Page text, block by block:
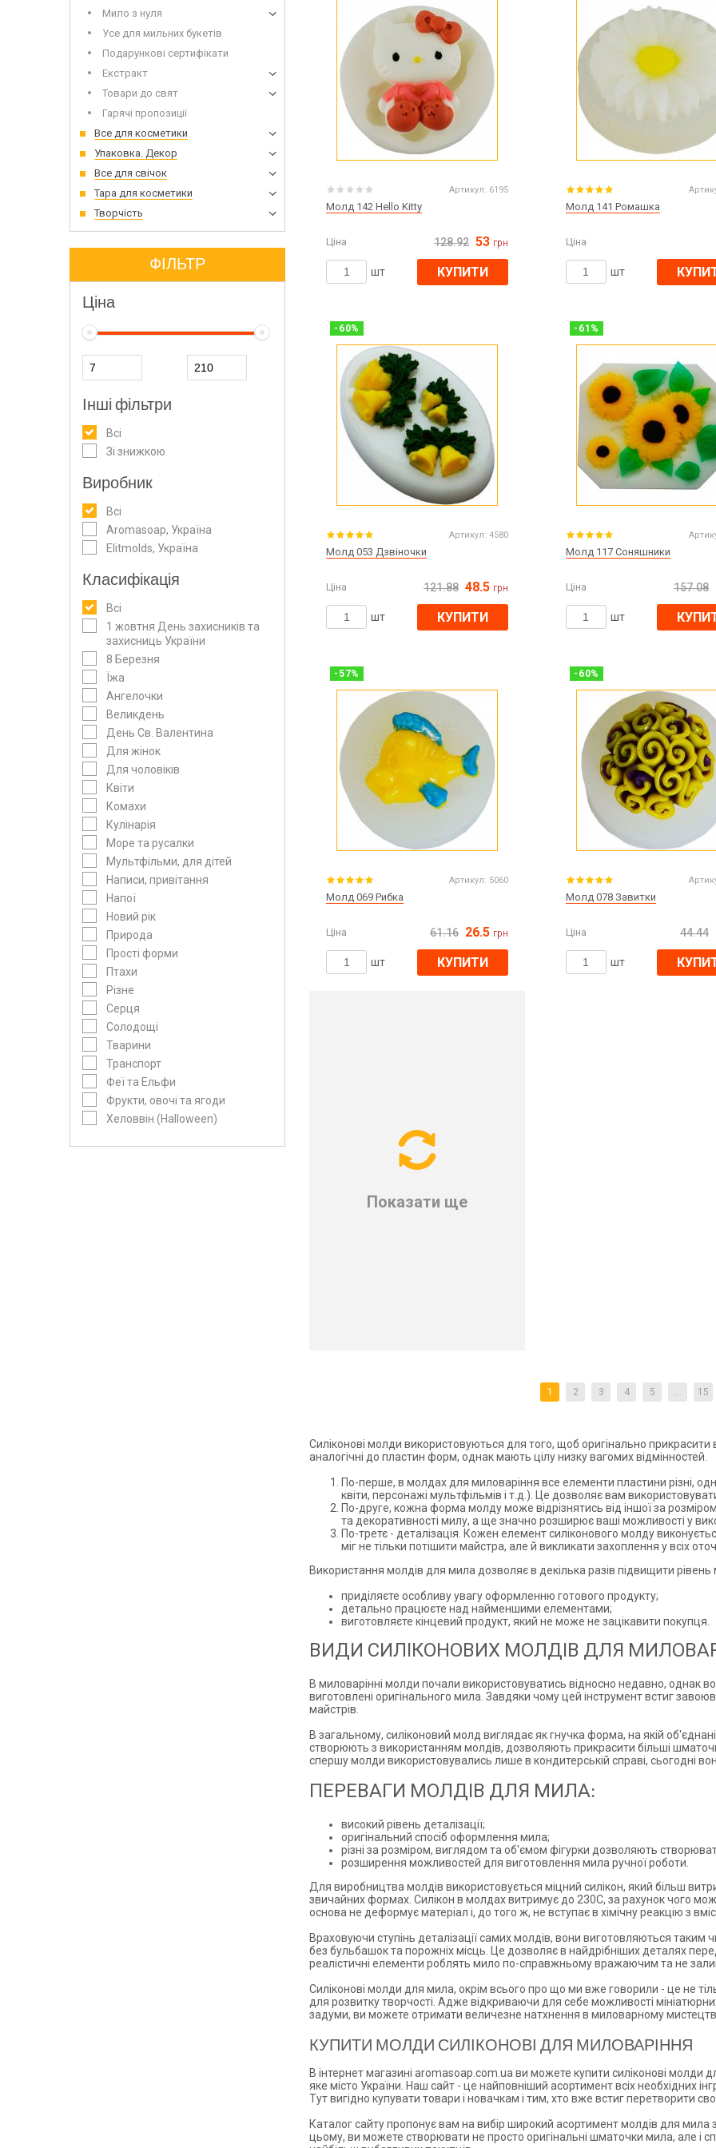
Мило з нуля
Усе для мильних букетів
Подарункові сертифікати
Екстракт
Товари до свят
Гарячі пропозиції
Все для косметики
Упаковка. Декор
Все для свічок
Тара для косметики
Творчість
ФІЛЬТР
Ціна
Інші фільтри
Всі
Зі знижкою
Виробник
Всі
Aromasoap, Україна
Elitmolds, Україна
Класифікація
Всі
1 жовтня День захисників та
захисниць України
8 Березня
Їжа
Ангелочки
Великдень
День Св. Валентина
Для жінок
Для чоловіків
Квіти
Комахи
Кулінарія
Море та русалки
Мультфільми, для дітей
Написи, привітання
Напої
Новий рік
Природа
Прості форми
Птахи
Різне
Серця
Солодощі
Тварини
Транспорт
Феї та Ельфи
Фрукти, овочі та ягоди
Хеловвін (Halloween)
Артикул: 6195
Молд 142 Hello Kitty
Ціна 128.92 53 грн
шт КУПИТИ
Молд 141 Ромашка
Ціна
шт
- 60%
Артикул: 4580
Молд 053 Дзвіночки
Ціна 121.88 48.5 грн
шт КУПИТИ
- 61 %
Молд 117 Соняшники
Ціна 157.08
шт
- 57%
Артикул: 5060
Молд 069 Рибка
Ціна 61.16 26.5 грн
шт КУПИТИ
- 60%
Молд 078 Завитки
Ціна 44.44
шт
Показати ще
1 2 3 4 5 ... 15
Силіконові молди використовуються для того, щоб оригінально
аналогічні до пластин форм, однак мають цілу низку вагомих відмінностей.
По-перше, в молдах для миловаріння все елементи пластини різні,
квіти, персонажі мультфільмів і т.д.). Це дозволяє вам
По-друге, кожна форма молду може відрізнятись від іншої за
та декоративності милу, а ще значно розширює ваші можливості у
По-третє - деталізація. Кожен елемент силіконового молду
міг не тільки потішити майстра, але й викликати захоплення у всіх
Використання молдів для мила дозволяє в декілька разів підвищити рівень
приділяєте особливу увагу оформленню готового продукту;
детально працюєте над найменшими елементами;
виготовляєте кінцевий продукт, який не може не зацікавити покупця.
ВИДИ СИЛІКОНОВИХ МОЛДІВ ДЛЯ
В миловарінні молди почали використовуватись відносно недавно, однак
виготовлені оригінального мила. Завдяки чому цей інструмент встиг
майстрів.
В загальному, силіконовий молд виглядає як гнучка форма, на якій
створюють з використанням молдів, дозволяють прикрасити більші
спершу молди використовувались лише в кондитерській справі, сьогодні
ПЕРЕВАГИ МОЛДІВ ДЛЯ МИЛА:
високий рівень деталізації;
оригінальний спосіб оформлення мила;
різні за розміром, виглядом та об'ємом фігурки дозволяють
розширення можливостей для виготовлення мила ручної роботи.
Для виробництва молдів використовується міцний силікон, який більш
звичайних формах. Силікон в молдах витримує до 230С, за рахунок чого
основа не деформує матеріал і, до того ж, не вступає в хімічну реакцію з
Враховуючи ступінь деталізації самих молдів, вони виготовляються
без бульбашок та порожніх місць. Це дозволяє в найдрібніших деталях
реалістичні елементи роблять мило по-справжньому вражаючим та не
Силіконові молди для мила, окрім всього про що ми вже говорили - це не
для розвитку творчості. Адже відкриваючи для себе можливості
задуми, ви можете отримати величезне натхнення в миловарному
КУПИТИ МОЛДИ СИЛІКОНОВІ ДЛЯ МИЛОВАРІННЯ
В інтернет магазині aromasoap.com.ua ви можете купити силіконові молди
яке місто України. Наш сайт - це найповніший асортимент всіх необхідних
Тут вигідно купувати товари і новачкам і тим, хто вже встиг перетворити
Каталог сайту пропонує вам на вибір широкий асортимент молдів для
цьому, ви можете створювати не просто оригінальні шматочки мила, але і